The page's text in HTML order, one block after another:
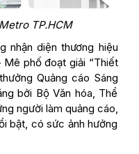
TP.HCM
nhận diện thương hiệu
phố đoạt giải “Thiết
Quảng cáo Sáng
bởi Bộ Văn hóa, Thể
người làm quảng cáo,
bật, có sức ảnh hưởng